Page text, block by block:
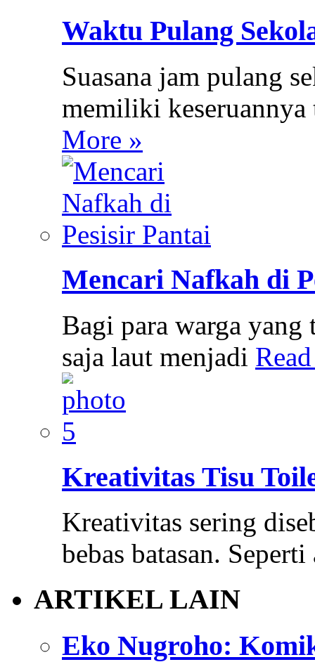
Waktu Pulang
Suasana jam pulang
memiliki
More »
Mencari Nafkah di
Bagi para warga
saja laut menjadi
Kreativitas Tisu
Kreativitas sering
bebas batasan.
ARTIKEL LAIN
Eko Nugroho: